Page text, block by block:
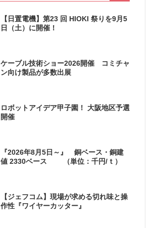
【日置電機】第23 回 HIOKI 祭りを9月5
日（土）に開催！
ケーブル技術ショー2026開催 コミチャ
ン向け製品が多数出展
ロボットアイデア甲子園！ 大阪地区予選
開催
『2026年8月5日～』 銅ベース・銅建
値 2330ベース （単位：千円/ｔ）
【ジェフコム】現場が求める切れ味と操
作性『ワイヤーカッター』